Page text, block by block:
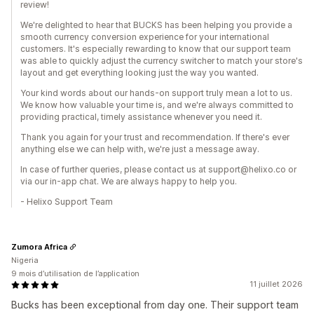
review!
We're delighted to hear that BUCKS has been helping you provide a
smooth currency conversion experience for your international
customers. It's especially rewarding to know that our support team
was able to quickly adjust the currency switcher to match your store's
layout and get everything looking just the way you wanted.
Your kind words about our hands-on support truly mean a lot to us.
We know how valuable your time is, and we're always committed to
providing practical, timely assistance whenever you need it.
Thank you again for your trust and recommendation. If there's ever
anything else we can help with, we're just a message away.
In case of further queries, please contact us at support@helixo.co or
via our in-app chat. We are always happy to help you.
- Helixo Support Team
11 juillet 2026
Bucks has been exceptional from day one. Their support team
Zumora Africa
Nigeria
9 mois d’utilisation de l’application